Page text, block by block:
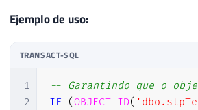
Ejemplo de uso:
TRANSACT-SQL
1
2
-- Garantindo que o
IF
(OBJECT_ID(